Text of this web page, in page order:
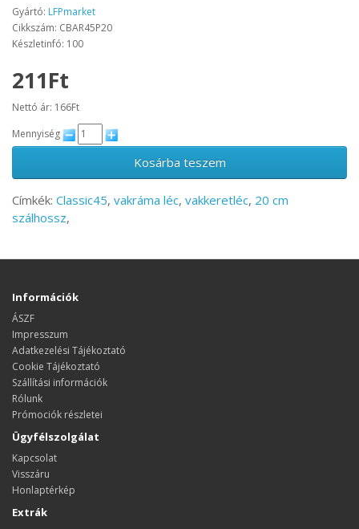
Gyártó: LFPmarket
Cikkszám: CBAR45P20
Készletinfó: 100
211Ft
Nettó ár: 166Ft
Mennyiség
Kosárba teszem
Címkék: Classic45, vakráma léc, vakkeretléc, 20 cm
szálhossz,
Információk
ÁSZF
Impresszum
Adatkezelési Tájékoztató
Cookie Tájékoztató
Szállítási információk
Rólunk
Prómociók részletei
Ügyfélszolgálat
Kapcsolat
Visszáru
Honlaptérkép
Extrák